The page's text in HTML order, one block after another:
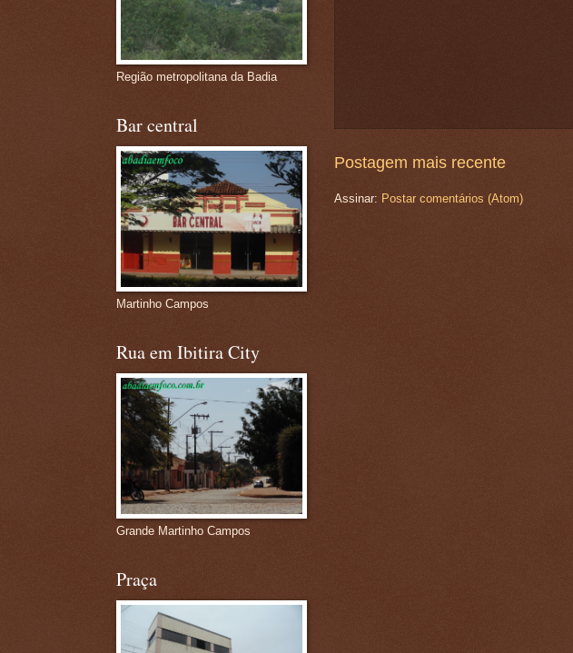
Postagem mais recente
Assinar: Postar comentários (Atom)
Região metropolitana da Badia
Bar central
Martinho Campos
Rua em Ibitira City
Grande Martinho Campos
Praça